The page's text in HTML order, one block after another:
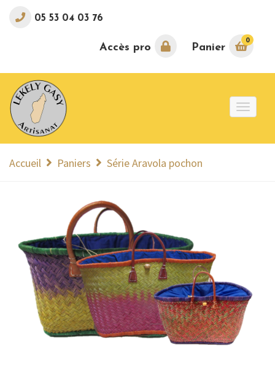
05 53 04 03 76
Accès pro Panier
0
Toggle
Accueil Paniers Série Aravola pochon